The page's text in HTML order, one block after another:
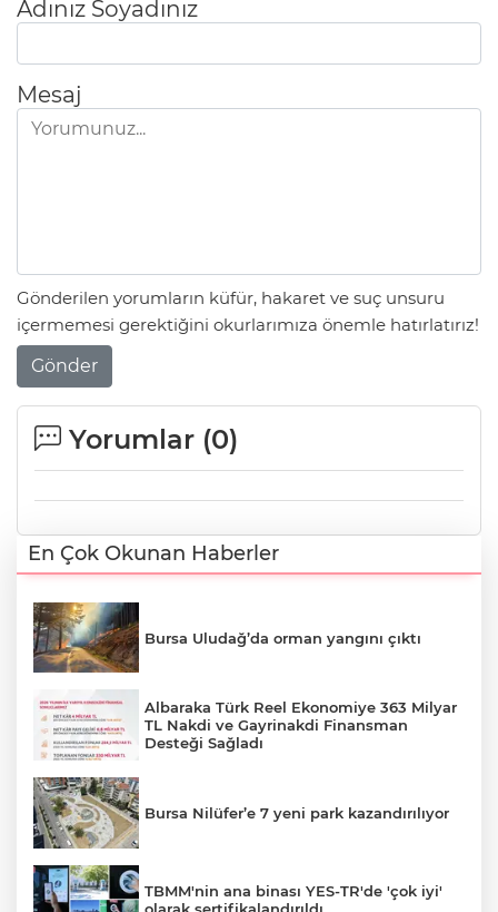
Adınız Soyadınız
Mesaj
Gönderilen yorumların küfür, hakaret ve suç unsuru
içermemesi gerektiğini okurlarımıza önemle hatırlatırız!
Gönder
Yorumlar (0)
En Çok Okunan Haberler
Bursa Uludağ’da orman yangını çıktı
Albaraka Türk Reel Ekonomiye 363 Milyar
TL Nakdi ve Gayrinakdi Finansman
Desteği Sağladı
Bursa Nilüfer’e 7 yeni park kazandırılıyor
TBMM'nin ana binası YES-TR'de 'çok iyi'